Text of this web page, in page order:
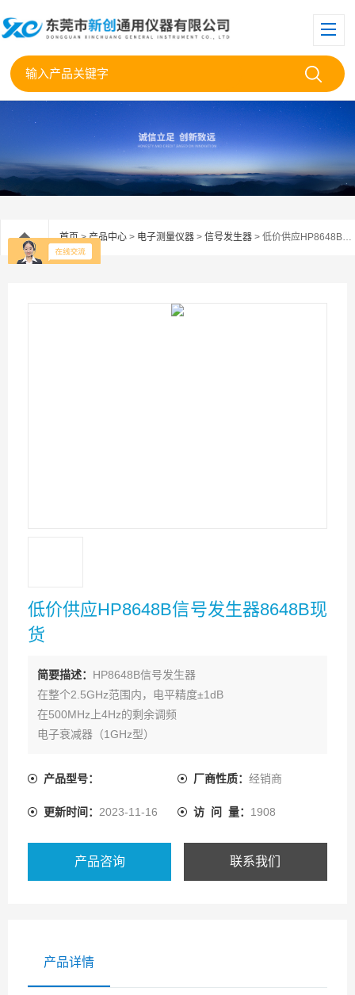
首页>产品中心 > 电子测量仪器 > 信号发生器 > 低价供应HP8648B信号发生器8648B现货
低价供应HP8648B信号发生器8648B现
货
简要描述： HP8648B信号发生器
在整个2.5GHz范围内，电平精度±1dB
在500MHz上4Hz的剩余调频
电子衰减器（1GHz型）
操作简单、可靠
HP8647A和8648ABCD合成信号发生器
产品型号： 厂商性质： 经销商
更新时间： 2023-11-16 访 问 量： 1908
产品咨询 联系我们
产品详情